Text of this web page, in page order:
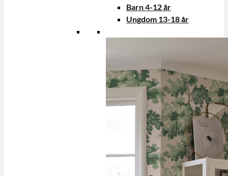
Barn 4-12 år
Ungdom 13-18 år